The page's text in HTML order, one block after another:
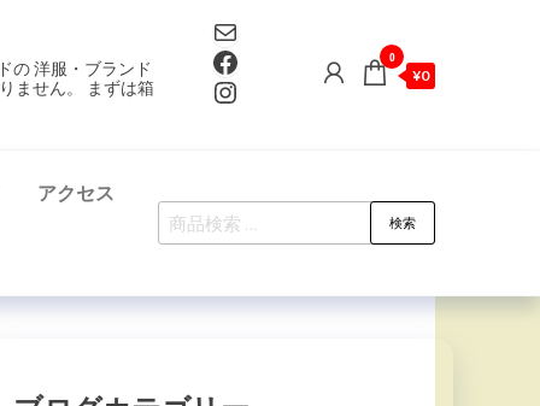
の 洋服・ブランド
ません。 まずは箱
Mail
Facebook
Instagram
0
¥0
アクセス
検
索
検索